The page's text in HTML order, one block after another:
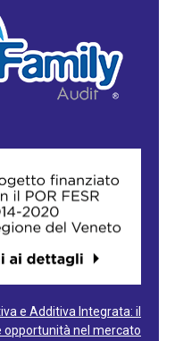
e Additiva Integrata: il
opportunità nel mercato